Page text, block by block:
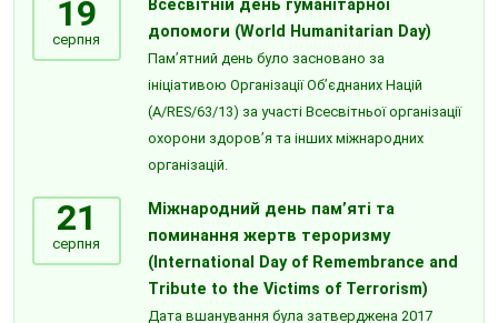
19
серпня
Всесвітній день гуманітарної
допомоги (World Humanitarian Day)
Пам’ятний день було засновано за
ініціативою Організації Об’єднаних Націй
(A/RES/63/13) за участі Всесвітньої організації
охорони здоров’я та інших міжнародних
організацій.
21
серпня
Міжнародний день пам’яті та
поминання жертв тероризму
(International Day of Remembrance and
Tribute to the Victims of Terrorism)
Дата вшанування була затверджена 2017